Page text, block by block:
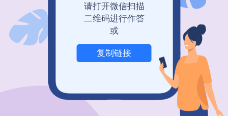
请打开微信扫描
二维码进行作答
或
复制链接